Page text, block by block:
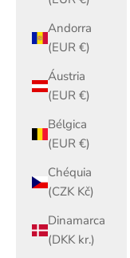
Andorra
(EUR €)
Áustria
(EUR €)
Bélgica
(EUR €)
Chéquia
(CZK Kč)
Dinamarca
(DKK kr.)